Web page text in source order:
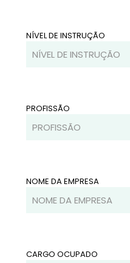
NÍVEL DE INSTRUÇÃO
PROFISSÃO
NOME DA EMPRESA
CARGO OCUPADO